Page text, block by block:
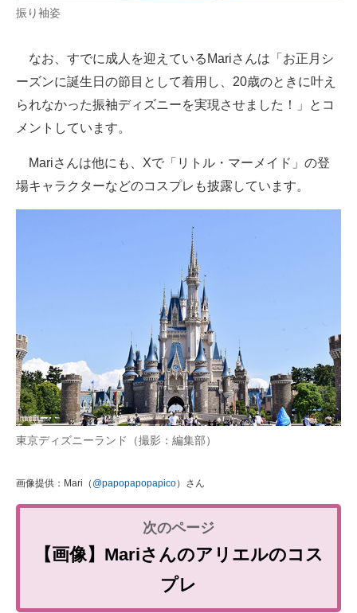
振り袖姿
なお、すでに成人を迎えているMariさんは「お正月シ
ーズンに誕生日の節目として着用し、20歳のときに叶え
られなかった振袖ディズニーを実現させました！」とコ
メントしています。
Mariさんは他にも、Xで「リトル・マーメイド」の登
場キャラクターなどのコスプレも披露しています。
東京ディズニーランド（撮影：編集部）
画像提供：Mari（ @papopapopapico）さん
【画像】Mariさんのアリエルのコス
プレ